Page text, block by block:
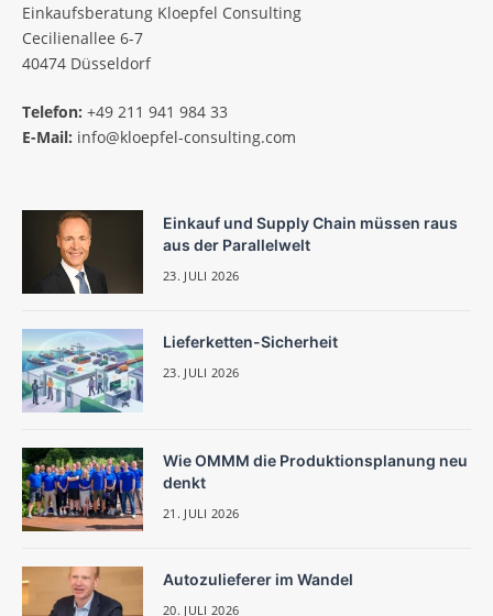
Einkaufsberatung Kloepfel Consulting
Cecilienallee 6-7
40474 Düsseldorf
Telefon: +49 211 941 984 33
E-Mail: info@kloepfel-consulting.com
Einkauf und Supply Chain müssen raus
aus der Parallelwelt
23. JULI 2026
Lieferketten-Sicherheit
23. JULI 2026
Wie OMMM die Produktionsplanung neu
denkt
21. JULI 2026
Autozulieferer im Wandel
20. JULI 2026